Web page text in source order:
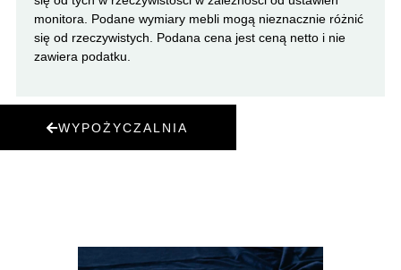
monitora. Podane wymiary mebli mogą nieznacznie różnić
się od rzeczywistych. Podana cena jest ceną netto i nie
zawiera podatku.
WYPOŻYCZALNIA